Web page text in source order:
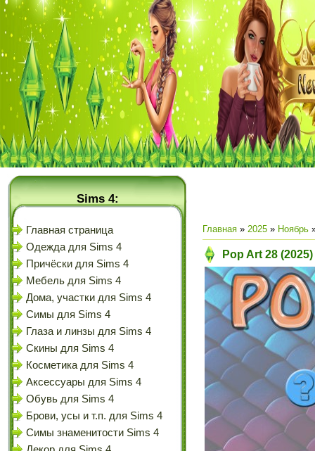
Sims 4:
Главная страница
Одежда для Sims 4
Причёски для Sims 4
Мебель для Sims 4
Дома, участки для Sims 4
Симы для Sims 4
Глаза и линзы для Sims 4
Скины для Sims 4
Косметика для Sims 4
Аксессуары для Sims 4
Обувь для Sims 4
Брови, усы и т.п. для Sims 4
Симы знаменитости Sims 4
Главная » 2025 » Ноябрь
Pop Art 28